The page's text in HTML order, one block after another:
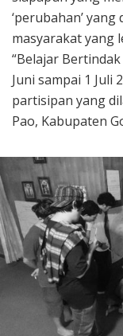
‘perubahan’
masyarakat yang
“Belajar
Juni sampai 1 Juli
partisipan yang
Pao, Kabupaten